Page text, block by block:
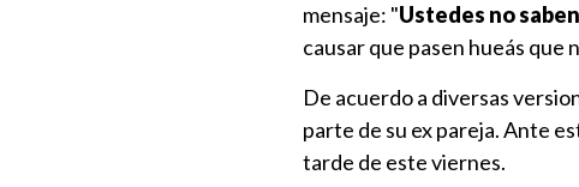
mensaje: "Ustedes no
causar que pasen hueás que
De acuerdo a diversas
parte de su ex pareja. Ante
tarde de este viernes.